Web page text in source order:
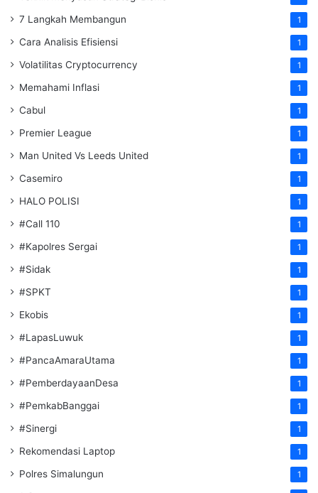
7 Langkah Membangun 1
Cara Analisis Efisiensi 1
Volatilitas Cryptocurrency 1
Memahami Inflasi 1
Cabul 1
Premier League 1
Man United Vs Leeds United 1
Casemiro 1
HALO POLISI 1
#Call 110 1
#Kapolres Sergai 1
#Sidak 1
#SPKT 1
Ekobis 1
#LapasLuwuk 1
#PancaAmaraUtama 1
#PemberdayaanDesa 1
#PemkabBanggai 1
#Sinergi 1
Rekomendasi Laptop 1
Polres Simalungun 1